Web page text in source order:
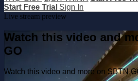
Start Free Trial Sign In
Live stream preview
Watch this video and
GO
Watch this video and more on SBTN